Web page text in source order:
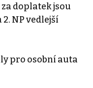
doplatek jsou
NP vedlejší
pro osobní auta